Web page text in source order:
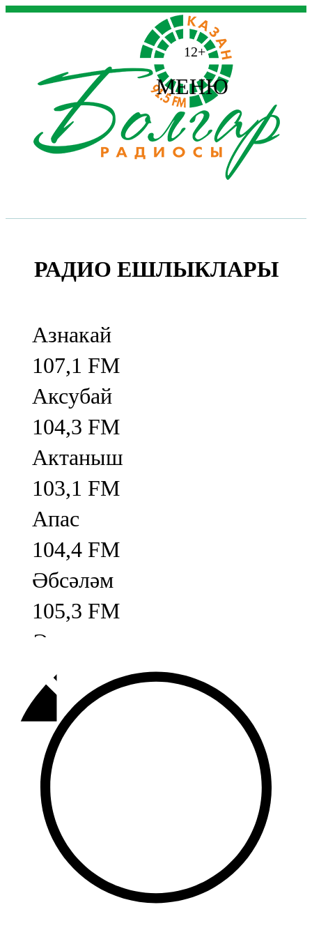
12+
МЕНЮ
РАДИО ЕШЛЫКЛАРЫ
Азнакай
107,1 FM
Аксубай
104,3 FM
Актаныш
103,1 FM
Апас
104,4 FM
Әбсәләм
105,3 FM
Әлмәт
92,9 FM
Базарлы матак
107,1 FM
Балык бистәсе
104,9 FM
Баулы
107,5 FM
Биләр